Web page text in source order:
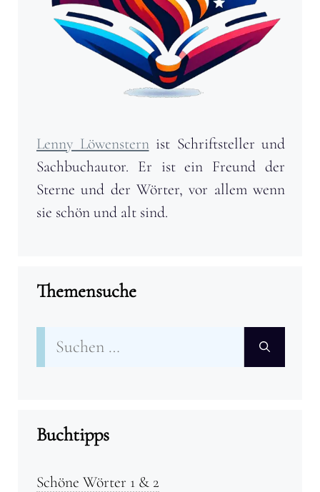
Lenny Löwensternist Schriftsteller und
Sachbuchautor. Er ist ein Freund der
Sterne und der Wörter, vor allem wenn
sie schön und alt sind.
Themensuche
Suchen
nach:
Buchtipps
Schöne Wörter 1 & 2